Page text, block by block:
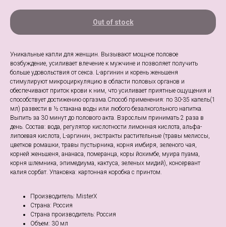
Out of stock
Уникальные капли для женщин. Вызывают мощное половое
возбуждение, усиливает влечение к мужчине и позволяет получить
больше удовольствия от секса. L-аргинин и корень женьшеня
стимулируют микроциркуляцию в области половых органов и
обеспечивают приток крови к ним, что усиливает приятные ощущения и
способствует достижению оргазма.Способ применения: по 30-35 капель(1
мл) развести в ½ стакана воды или любого безалкогольного напитка.
Выпить за 30 минут до полового акта. Взрослым принимать 2 раза в
день. Состав: вода, регулятор кислотности лимонная кислота, альфа-
липоевая кислота, L-аргинин, экстракты растительные (травы мелиссы,
цветков ромашки, травы пустырника, корня имбиря, зеленого чая,
корней женьшеня, ананаса, померанца, коры йохимбе, муира пуама,
корня шлемника, эпимедиума, кактуса, зеленых мидий), консервант
калия сорбат. Упаковка: картонная коробка с принтом.
Производитель: MisterX
Страна: Россия
Страна производитель: Россия
Объем: 30 мл